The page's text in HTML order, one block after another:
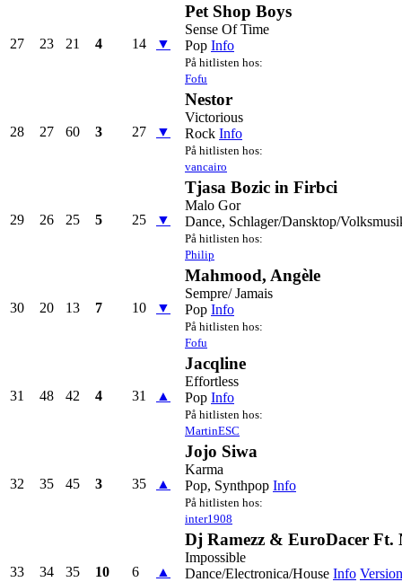
27 23 21 4 14 ▼
Pet Shop Boys
Sense Of Time
Pop Info
På hitlisten hos:
Fofu
28 27 60 3 27 ▼
Nestor
Victorious
Rock Info
På hitlisten hos:
vancairo
29 26 25 5 25 ▼
Tjasa Bozic in Firbci
Malo Gor
Dance, Schlager/Dansktop/
På hitlisten hos:
Philip
30 20 13 7 10 ▼
Mahmood, Angèle
Sempre/ Jamais
Pop Info
På hitlisten hos:
Fofu
31 48 42 4 31 ▲
Jacqline
Effortless
Pop Info
På hitlisten hos:
MartinESC
32 35 45 3 35 ▲
Jojo Siwa
Karma
Pop, Synthpop Info
På hitlisten hos:
inter1908
33 34 35 10 6 ▲
Dj Ramezz & EuroDacer Ft.
Impossible
Dance/Electronica/House Info